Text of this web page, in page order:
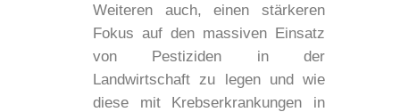
Weiteren auch, einen stärkeren
Fokus auf den massiven Einsatz
von Pestiziden in der
Landwirtschaft zu legen und wie
diese mit Krebserkrankungen in